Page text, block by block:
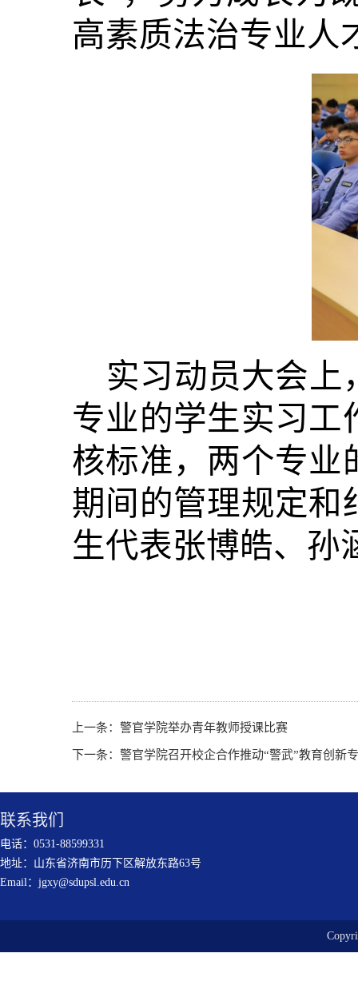
高素质法治专业人
实习动员大会上
专业的学生实习工
核标准，两个专业
期间的管理规定和
生代表张博皓、孙
上一条： 警官学院举办青年教师授课比赛
下一条： 警官学院召开校企合作推动“警武”教育创新
联系我们
电话：0531-88599331
地址：山东省济南市历下区解放东路63号
Email：jgxy@sdupsl.edu.cn